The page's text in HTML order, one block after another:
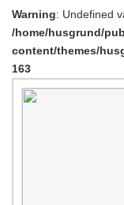
Warning: Undefined
/home/husgrund/
content/themes/
163